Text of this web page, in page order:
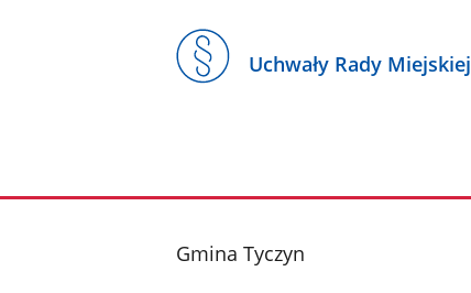
Uchwały Rady Miejskiej
stopka
Gmina Tyczyn